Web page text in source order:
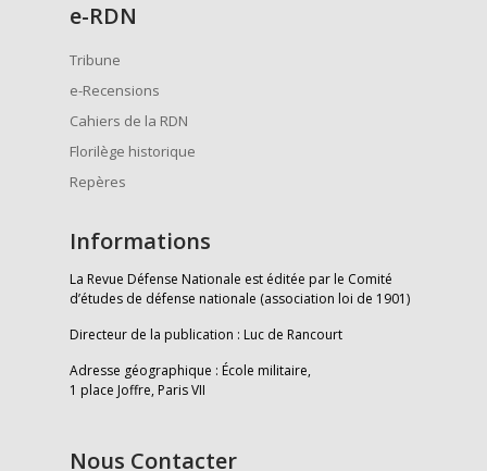
e-RDN
Tribune
e-Recensions
Cahiers de la RDN
Florilège historique
Repères
Informations
La Revue Défense Nationale est éditée par le Comité
d’études de défense nationale (association loi de 1901)
Directeur de la publication : Luc de Rancourt
Adresse géographique : École militaire,
1 place Joffre, Paris VII
Nous Contacter